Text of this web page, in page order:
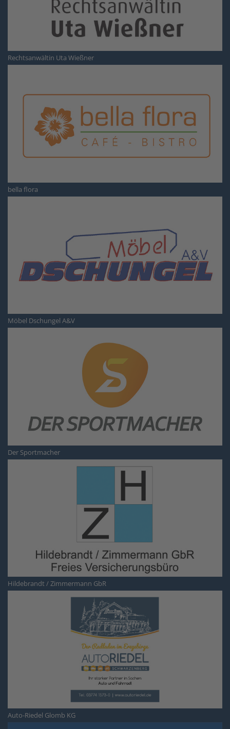
Rechtsanwältin Uta Wießner
bella flora
Möbel Dschungel A&V
Der Sportmacher
Hildebrandt / Zimmermann GbR
Auto-Riedel Glomb KG